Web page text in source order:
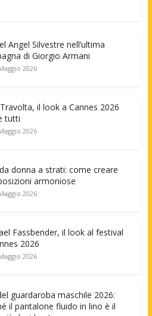
Angel Silvestre nell’ultima
di Giorgio Armani
2026
il look a Cannes 2026
tutti
2026
donna a strati: come creare
armoniose
2026
Fassbender, il look al festival
2026
2026
guardaroba maschile 2026:
il pantalone fluido in lino è il